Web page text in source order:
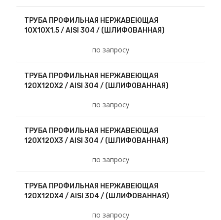
ТРУБА ПРОФИЛЬНАЯ НЕРЖАВЕЮЩАЯ
10Х10Х1,5 / AISI 304 / (ШЛИФОВАННАЯ)
по запросу
ТРУБА ПРОФИЛЬНАЯ НЕРЖАВЕЮЩАЯ
120Х120Х2 / AISI 304 / (ШЛИФОВАННАЯ)
по запросу
ТРУБА ПРОФИЛЬНАЯ НЕРЖАВЕЮЩАЯ
120Х120Х3 / AISI 304 / (ШЛИФОВАННАЯ)
по запросу
ТРУБА ПРОФИЛЬНАЯ НЕРЖАВЕЮЩАЯ
120Х120Х4 / AISI 304 / (ШЛИФОВАННАЯ)
по запросу